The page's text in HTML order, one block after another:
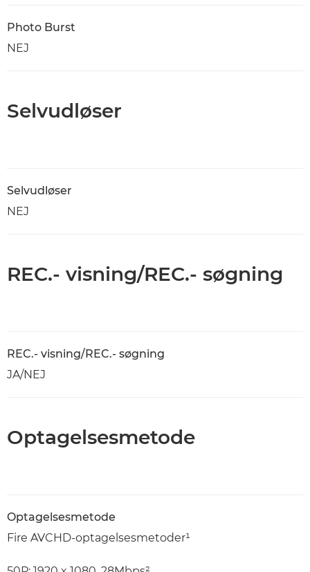
Photo Burst
NEJ
Selvudløser
Selvudløser
NEJ
REC.- visning/REC.- søgning
REC.- visning/REC.- søgning
JA/NEJ
Optagelsesmetode
Optagelsesmetode
Fire AVCHD-optagelsesmetoder¹